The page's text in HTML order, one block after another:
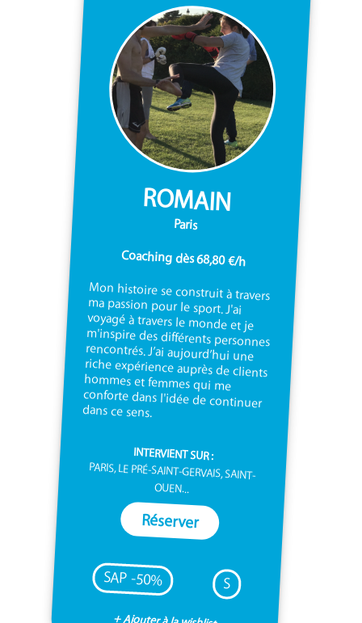
ROMAIN
Paris
Coaching dès 68,80 €/h
Mon histoire se construit à travers
ma passion pour le sport. J'ai
voyagé à travers le monde et je
m'inspire des différents personnes
rencontrés. J’ai aujourd’hui une
riche expérience auprès de clients
hommes et femmes qui me
conforte dans l'idée de continuer
dans ce sens.
INTERVIENT SUR :
PARIS, LE PRÉ-SAINT-GERVAIS, SAINT-
OUEN...
Réserver
SAP -50% S